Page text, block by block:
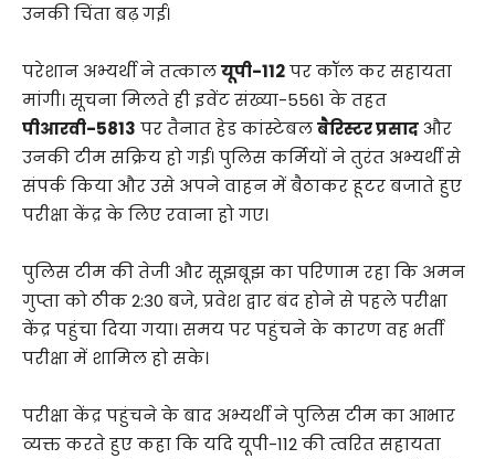
उनकी चिंता बढ़ गई।
परेशान अभ्यर्थी ने तत्कालयूपी-112पर कॉल कर सहायता
मांगी। सूचना मिलते ही इवेंट संख्या-5561 के तहत
पीआरवी-5813 पर तैनात हेड कांस्टेबलबैरिस्टर प्रसादऔर
उनकी टीम सक्रिय हो गई। पुलिस कर्मियों ने तुरंत अभ्यर्थी से
संपर्क किया और उसे अपने वाहन में बैठाकर हूटर बजाते हुए
परीक्षा केंद्र के लिए रवाना हो गए।
पुलिस टीम की तेजी और सूझबूझ का परिणाम रहा कि अमन
गुप्ता को ठीक 2:30 बजे, प्रवेश द्वार बंद होने से पहले परीक्षा
केंद्र पहुंचा दिया गया। समय पर पहुंचने के कारण वह भर्ती
परीक्षा में शामिल हो सके।
परीक्षा केंद्र पहुंचने के बाद अभ्यर्थी ने पुलिस टीम का आभार
व्यक्त करते हुए कहा कि यदि यूपी-112 की त्वरित सहायता